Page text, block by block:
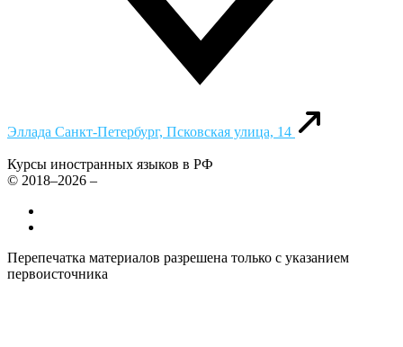
Эллада Санкт-Петербург, Псковская улица, 14
Курсы иностранных языков в РФ
© 2018–2026 –
Перепечатка материалов разрешена только с указанием
первоисточника